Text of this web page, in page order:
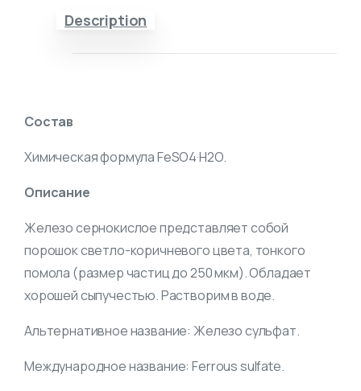
Description
Состав
Химическая формула FeSO4·H2O.
Описание
Железо сернокислое представляет собой
порошок светло-коричневого цвета, тонкого
помола (размер частиц до 250 мкм). Обладает
хорошей сыпучестью. Растворим в воде.
Альтернативное название: Железо сульфат.
Международное название: Ferrous sulfate.